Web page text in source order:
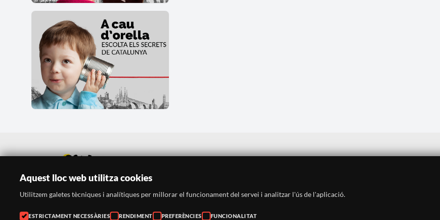
Aquest lloc web utilitza cookies
Utilitzem galetes tècniques i analítiques per millorar el funcionament del servei i analitzar l'ús de l'aplicació.
ESTRICTAMENT NECESSÀRIES RENDIMENT PREFERÈNCIES FUNCIONALITAT